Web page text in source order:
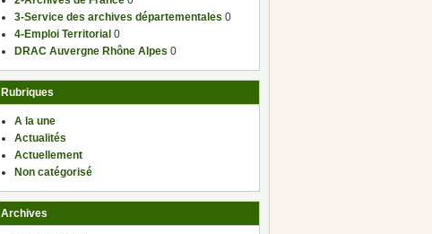
3-Service des archives départementales 0
4-Emploi Territorial 0
DRAC Auvergne Rhône Alpes 0
Rubriques
A la une
Actualités
Actuellement
Non catégorisé
Archives